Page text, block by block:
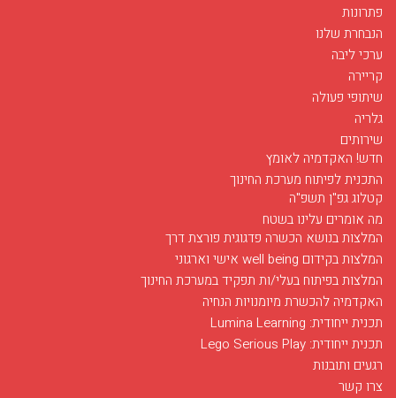
פתרונות
הנבחרת שלנו
ערכי ליבה
קריירה
שיתופי פעולה
גלריה
שירותים
חדש! האקדמיה לאומץ
התכנית לפיתוח מערכת החינוך
קטלוג גפ"ן תשפ"ה
מה אומרים עלינו בשטח
המלצות בנושא הכשרה פדגוגית פורצת דרך
המלצות בקידום well being אישי וארגוני
המלצות בפיתוח בעלי/ות תפקיד במערכת החינוך
האקדמיה להכשרת מיומנויות הנחיה
תכנית ייחודית: Lumina Learning
תכנית ייחודית: Lego Serious Play
רגעים ותובנות
צרו קשר